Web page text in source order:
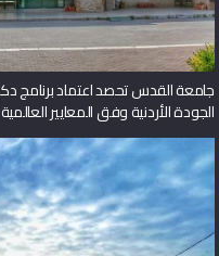
جامعة القدس تحصد اعتماد برنامج
الجودة الأردنية وفق المعايير